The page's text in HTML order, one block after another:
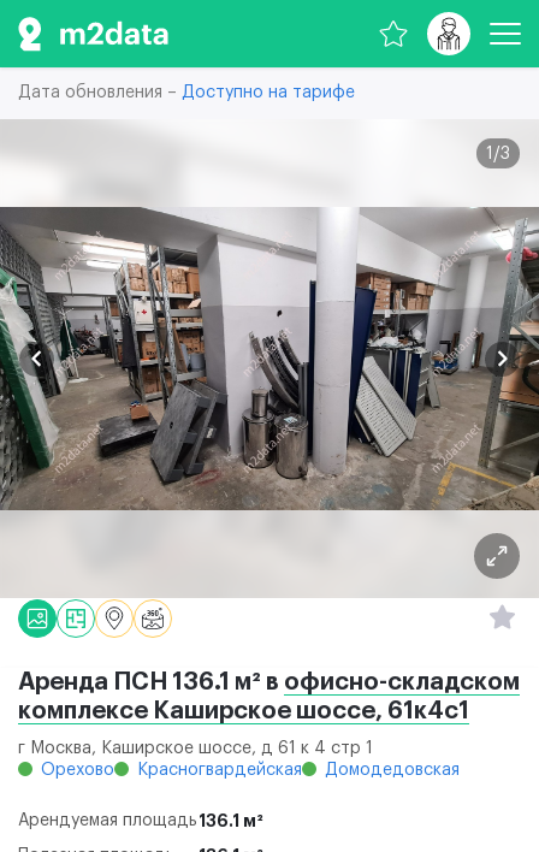
Дата обновления – Доступно на тарифе
1 /3
Аренда ПСН 136.1 м² в офисно-складском
комплексе Каширское шоссе, 61к4с1
г Москва, Каширское шоссе, д 61 к 4 стр 1
Орехово
Красногвардейская Домодедовская
Арендуемая площадь 136.1 м²